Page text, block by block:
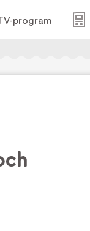
program